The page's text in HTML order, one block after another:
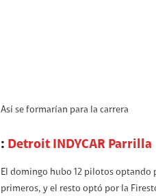
Así se formarían para la carrera
: Detroit INDYCAR Parrilla
El domingo hubo 12 pilotos optando
primeros, y el resto optó por la